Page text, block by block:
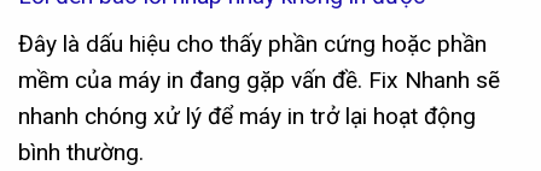
Đây là dấu hiệu cho thấy phần cứng hoặc phần
mềm của máy in đang gặp vấn đề. Fix Nhanh sẽ
nhanh chóng xử lý để máy in trở lại hoạt động
bình thường.